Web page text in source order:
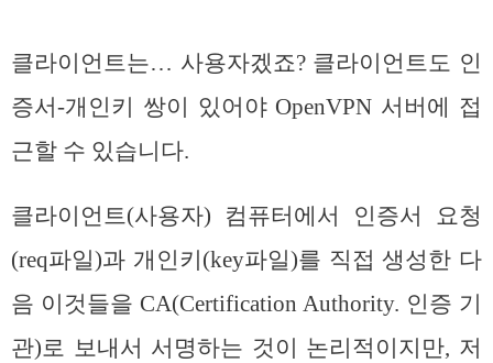
클라이언트는… 사용자겠죠? 클라이언트도 인
증서-개인키 쌍이 있어야 OpenVPN 서버에 접
근할 수 있습니다.
클라이언트(사용자) 컴퓨터에서 인증서 요청
(req파일)과 개인키(key파일)를 직접 생성한 다
음 이것들을 CA(Certification Authority. 인증 기
관)로 보내서 서명하는 것이 논리적이지만, 저